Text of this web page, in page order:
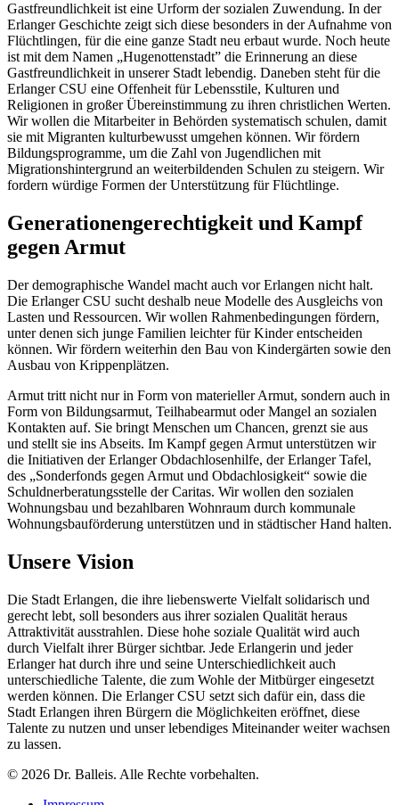
Gastfreundlichkeit ist eine Urform der sozialen Zuwendung. In der
Erlanger Geschichte zeigt sich diese besonders in der Aufnahme von
Flüchtlingen, für die eine ganze Stadt neu erbaut wurde. Noch heute
ist mit dem Namen „Hugenottenstadt” die Erinnerung an diese
Gastfreundlichkeit in unserer Stadt lebendig. Daneben steht für die
Erlanger CSU eine Offenheit für Lebensstile, Kulturen und
Religionen in großer Übereinstimmung zu ihren christlichen Werten.
Wir wollen die Mitarbeiter in Behörden systematisch schulen, damit
sie mit Migranten kulturbewusst umgehen können. Wir fördern
Bildungsprogramme, um die Zahl von Jugendlichen mit
Migrationshintergrund an weiterbildenden Schulen zu steigern. Wir
fordern würdige Formen der Unterstützung für Flüchtlinge.
Generationengerechtigkeit und Kampf
gegen Armut
Der demographische Wandel macht auch vor Erlangen nicht halt.
Die Erlanger CSU sucht deshalb neue Modelle des Ausgleichs von
Lasten und Ressourcen. Wir wollen Rahmenbedingungen fördern,
unter denen sich junge Familien leichter für Kinder entscheiden
können. Wir fördern weiterhin den Bau von Kindergärten sowie den
Ausbau von Krippenplätzen.
Armut tritt nicht nur in Form von materieller Armut, sondern auch in
Form von Bildungsarmut, Teilhabearmut oder Mangel an sozialen
Kontakten auf. Sie bringt Menschen um Chancen, grenzt sie aus
und stellt sie ins Abseits. Im Kampf gegen Armut unterstützen wir
die Initiativen der Erlanger Obdachlosenhilfe, der Erlanger Tafel,
des „Sonderfonds gegen Armut und Obdachlosigkeit“ sowie die
Schuldnerberatungsstelle der Caritas. Wir wollen den sozialen
Wohnungsbau und bezahlbaren Wohnraum durch kommunale
Wohnungsbauförderung unterstützen und in städtischer Hand halten.
Unsere Vision
Die Stadt Erlangen, die ihre liebenswerte Vielfalt solidarisch und
gerecht lebt, soll besonders aus ihrer sozialen Qualität heraus
Attraktivität ausstrahlen. Diese hohe soziale Qualität wird auch
durch Vielfalt ihrer Bürger sichtbar. Jede Erlangerin und jeder
Erlanger hat durch ihre und seine Unterschiedlichkeit auch
unterschiedliche Talente, die zum Wohle der Mitbürger eingesetzt
werden können. Die Erlanger CSU setzt sich dafür ein, dass die
Stadt Erlangen ihren Bürgern die Möglichkeiten eröffnet, diese
Talente zu nutzen und unser lebendiges Miteinander weiter wachsen
zu lassen.
© 2026 Dr. Balleis. Alle Rechte vorbehalten.